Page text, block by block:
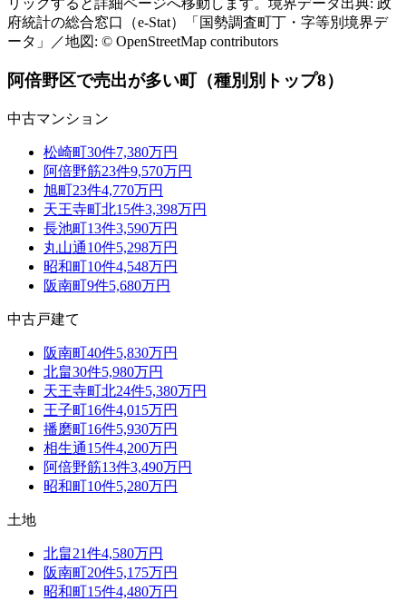
−
リックすると詳細ページへ移動します。境界データ出典: 政
府統計の総合窓口（e-Stat）「国勢調査町丁・字等別境界デ
ータ」／地図: © OpenStreetMap contributors
阿倍野区で売出が多い町（種別別トップ8）
中古マンション
松崎町30件7,380万円
阿倍野筋23件9,570万円
旭町23件4,770万円
天王寺町北15件3,398万円
長池町13件3,590万円
丸山通10件5,298万円
昭和町10件4,548万円
阪南町9件5,680万円
中古戸建て
阪南町40件5,830万円
北畠30件5,980万円
天王寺町北24件5,380万円
王子町16件4,015万円
播磨町16件5,930万円
相生通15件4,200万円
阿倍野筋13件3,490万円
昭和町10件5,280万円
土地
北畠21件4,580万円
阪南町20件5,175万円
昭和町15件4,480万円